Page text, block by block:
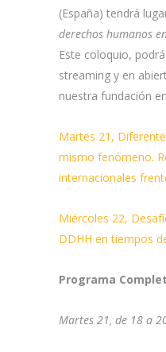
(España) tendrá
derechos humanos
Este coloquio,
streaming y en
nuestra fundación
Martes 21,
mismo fenómeno.
internacionales
Miércoles 22,
DDHH en tiempos
Programa
Martes 21, de 18 a